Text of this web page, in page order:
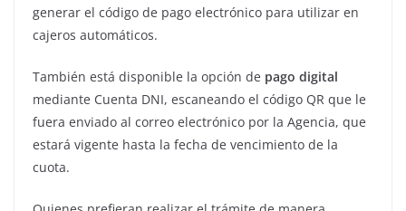
generar el código de pago electrónico para utilizar en
cajeros automáticos.
También está disponible la opción de pago digital
mediante Cuenta DNI, escaneando el código QR que le
fuera enviado al correo electrónico por la Agencia, que
estará vigente hasta la fecha de vencimiento de la
cuota.